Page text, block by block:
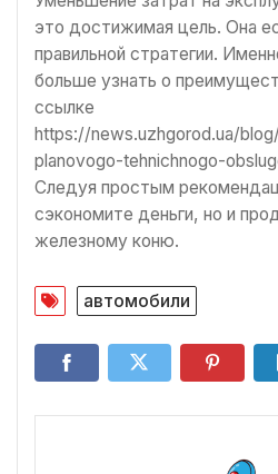
это достижимая цель. Она
правильной стратегии.
больше узнать о
ссылке
https://news.uzhgorod.ua/
planovogo-tehnichnogo-
Следуя простым
сэкономите деньги, но и
железному коню.
автомобили